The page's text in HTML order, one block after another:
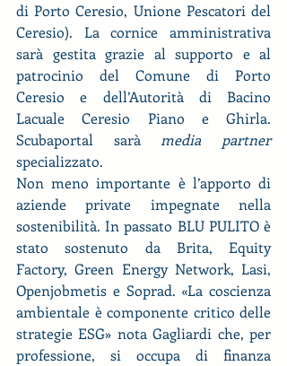
di Porto Ceresio, Unione Pescatori del
Ceresio). La cornice amministrativa
sarà gestita grazie al supporto e al
patrocinio del Comune di Porto
Ceresio e dell’Autorità di Bacino
Lacuale Ceresio Piano e Ghirla.
Scubaportal sarà media partner
specializzato.
Non meno importante è l’apporto di
aziende private impegnate nella
sostenibilità. In passato BLU PULITO è
stato sostenuto da Brita, Equity
Factory, Green Energy Network, Lasi,
Openjobmetis e Soprad. «La coscienza
ambientale è componente critico delle
strategie ESG» nota Gagliardi che, per
professione, si occupa di finanza